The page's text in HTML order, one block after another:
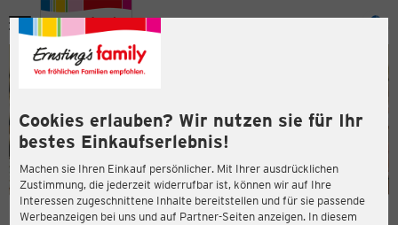
Cookies erlauben? Wir nutzen sie für Ihr
bestes Einkaufserlebnis!
Machen sie Ihren Einkauf persönlicher. Mit Ihrer ausdrücklichen
Zustimmung, die jederzeit widerrufbar ist, können wir auf Ihre
Interessen zugeschnittene Inhalte bereitstellen und für sie passende
Werbeanzeigen bei uns und auf Partner-Seiten anzeigen. In diesem
Menü